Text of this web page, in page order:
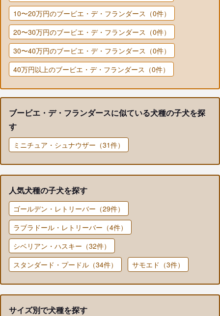
10〜20万円のブービエ・デ・フランダース（0件）
20〜30万円のブービエ・デ・フランダース（0件）
30〜40万円のブービエ・デ・フランダース（0件）
40万円以上のブービエ・デ・フランダース（0件）
ブービエ・デ・フランダースに似ている犬種の子犬を探
す
ミニチュア・シュナウザー（31件）
人気犬種の子犬を探す
ゴールデン・レトリーバー（29件）
ラブラドール・レトリーバー（4件）
シベリアン・ハスキー（32件）
スタンダード・プードル（34件）
サモエド（3件）
サイズ別で犬種を探す